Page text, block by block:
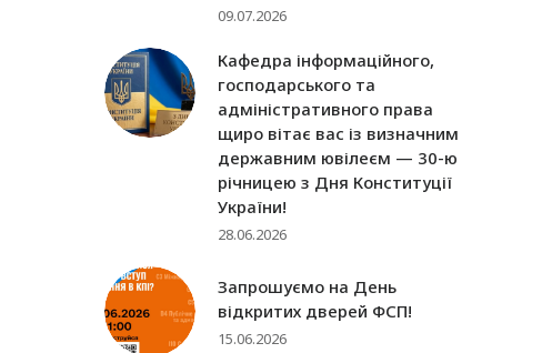
09.07.2026
Кафедра інформаційного,
господарського та
адміністративного права
щиро вітає вас із визначним
державним ювілеєм — 30-ю
річницею з Дня Конституції
України!
28.06.2026
Запрошуємо на День
відкритих дверей ФСП!
15.06.2026